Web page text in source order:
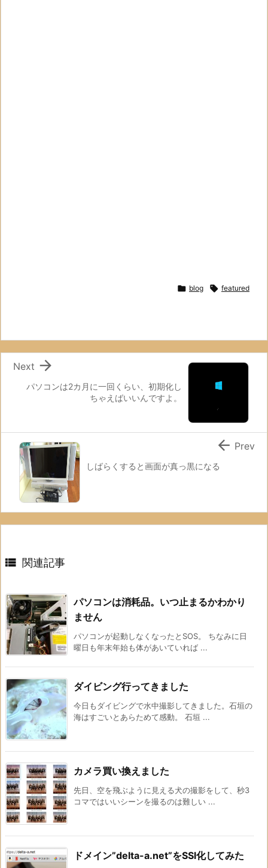
 blog  featured
パソコンは2カ月に一回くらい、初期化し
ちゃえばいいんですよ。

Next
しばらくすると画面が真っ黒になる
 Prev
 関連記事
パソコンは消耗品。いつ止まるかわかり
ません
パソコンが起動しなくなったとSOS。 ちなみに日
曜日も年末年始も体があいていれば ...
ダイビング行ってきました
今日もダイビングで水中撮影してきました。石垣の
海はすごいとあらためて感動。 石垣 ...
カメラ買い換えました
先日、空を飛ぶように見える犬の撮影をして、秒3
コマではいいシーンを撮るのは難しい ...
ドメイン”delta-a.net”をSSl化してみた